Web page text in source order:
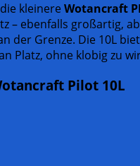
kleinereWotancraft
– ebenfalls großartig,
der Grenze. Die 10L
Platz, ohne klobig zu
Pilot 10L